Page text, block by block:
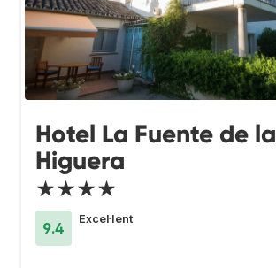
Hotel La Fuente de la
Higuera
★★★★
9.4
Excel·lent